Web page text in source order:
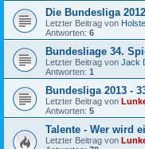
Die Bundesliga
Letzter Beitrag von
Antworten: 6
Bundesliage 34.
Letzter Beitrag von Jack
Antworten: 1
Bundesliga 2013 -
Letzter Beitrag von
Antworten: 5
Talente - Wer wird
Letzter Beitrag von